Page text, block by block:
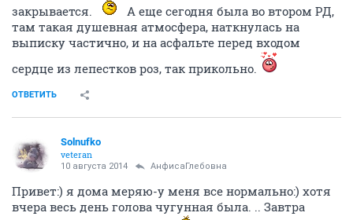
закрывается.
А еще сегодня была во втором РД,
там такая душевная атмосфера, наткнулась на
выписку частично, и на асфальте перед входом
сердце из лепестков роз, так прикольно.
ОТВЕТИТЬ
Solnufko
veteran
10 августа 2014 АнфисаГлебовна
Привет:) я дома меряю-у меня все нормально:) хотя
вчера весь день голова чугунная была. .. Завтра